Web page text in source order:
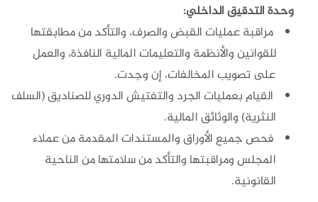
وحدة التدقيق الداخلي:
مراقبة عمليات القبض والصرف، والتأكد من مطابقتها
للقوانين والأنظمة والتعليمات المالية النافذة، والعمل
على تصويب المخالفات، إن وجدت.
القيام بعمليات الجرد والتفتيش الدوري للصناديق (السلف
النثرية) والوثائق المالية.
فحص جميع الأوراق والمستندات المقدمة من عملاء
المجلس ومراقبتها والتأكد من سلامتها من الناحية
القانونية.